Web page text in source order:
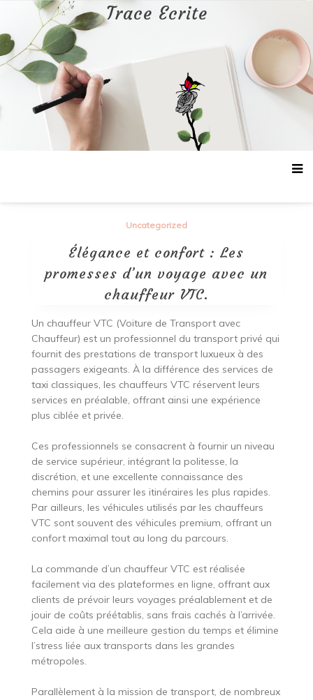
contenu
Trace Ecrite
Uncategorized
Élégance et confort : Les
promesses d’un voyage avec un
chauffeur VTC.
Un chauffeur VTC (Voiture de Transport avec
Chauffeur) est un professionnel du transport privé qui
fournit des prestations de transport luxueux à des
passagers exigeants. À la différence des services de
taxi classiques, les chauffeurs VTC réservent leurs
services en préalable, offrant ainsi une expérience
plus ciblée et privée.
Ces professionnels se consacrent à fournir un niveau
de service supérieur, intégrant la politesse, la
discrétion, et une excellente connaissance des
chemins pour assurer les itinéraires les plus rapides.
Par ailleurs, les véhicules utilisés par les chauffeurs
VTC sont souvent des véhicules premium, offrant un
confort maximal tout au long du parcours.
La commande d’un chauffeur VTC est réalisée
facilement via des plateformes en ligne, offrant aux
clients de prévoir leurs voyages préalablement et de
jouir de coûts préétablis, sans frais cachés à l’arrivée.
Cela aide à une meilleure gestion du temps et élimine
l’stress liée aux transports dans les grandes
métropoles.
Parallèlement à la mission de transport, de nombreux